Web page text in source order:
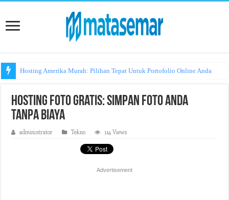
Hosting Amerika Murah: Pilihan Tepat Untuk Portofolio Online Anda
Hosting Foto Gratis: Simpan Foto Anda
tanpa Biaya
administrator Tekno 114 Views
Advertisement